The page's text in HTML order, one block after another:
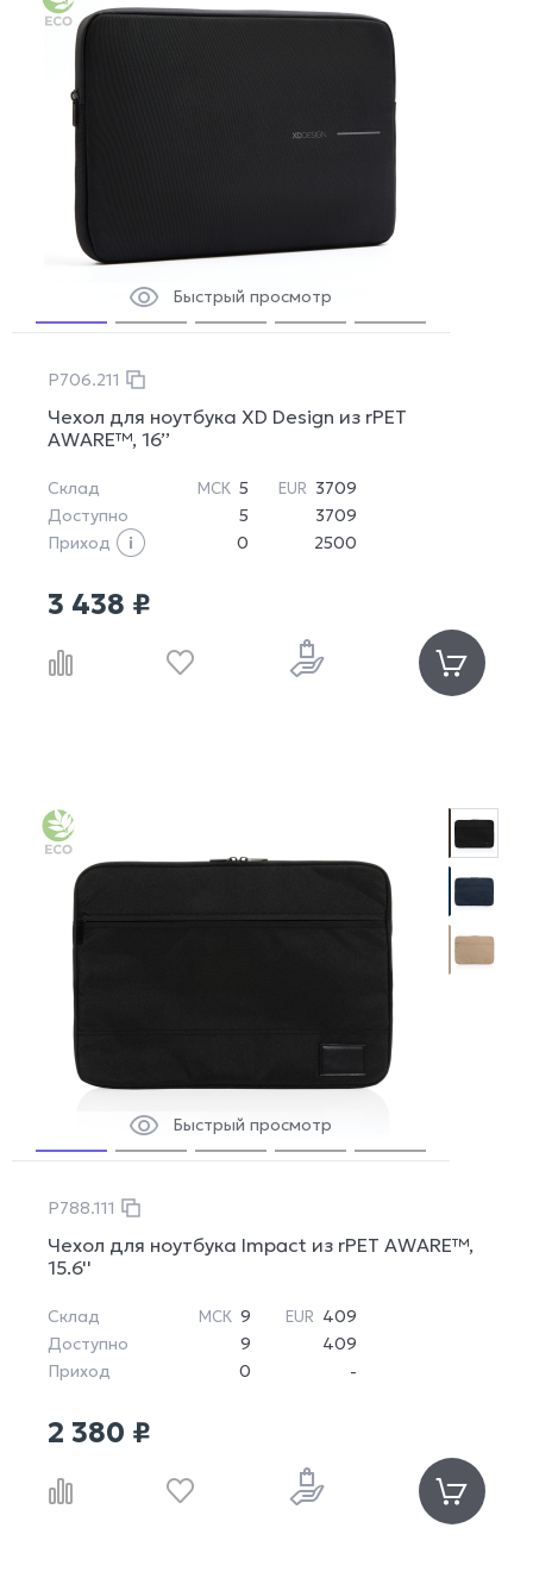
Быстрый просмотр
P706.211
Чехол для ноутбука XD Design из rPET
AWARE™, 16’’
Склад МСК 5 EUR 3709
Доступно
5
3709
Приход
0 2500
3 438 ₽
Быстрый просмотр
P788.111
Чехол для ноутбука Impact из rPET AWARE™,
15.6''
Склад МСК 9 EUR 409
Доступно
9
409
Приход
0 -
2 380 ₽